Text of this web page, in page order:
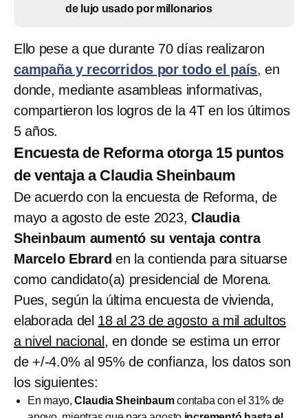
de lujo usado por millonarios
Ello pese a que durante 70 días realizaron
campaña y recorridos por todo el país, en
donde, mediante asambleas informativas,
compartieron los logros de la 4T en los últimos
5 años.
Encuesta de Reforma otorga 15 puntos
de ventaja a Claudia Sheinbaum
De acuerdo con la encuesta de Reforma, de
mayo a agosto de este 2023,Claudia
Sheinbaum aumentó su ventaja contra
Marcelo Ebrarden la contienda para situarse
como candidato(a) presidencial de Morena.
Pues, según la última encuesta de vivienda,
elaborada del 18 al 23 de agosto a mil adultos
a nivel nacional, en donde se estima un error
de +/-4.0% al 95% de confianza, los datos son
los siguientes:
En mayo,Claudia Sheinbaumcontaba con el 31% de